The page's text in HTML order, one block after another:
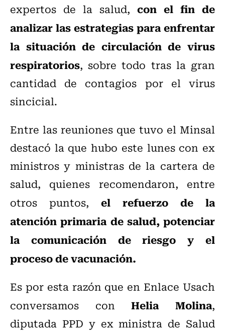
expertos de la salud, con el fin de
analizar las estrategias para enfrentar
la situación de circulación de virus
respiratorios, sobre todo tras la gran
cantidad de contagios por el virus
sincicial.
Entre las reuniones que tuvo el Minsal
destacó la que hubo este lunes con ex
ministros y ministras de la cartera de
salud, quienes recomendaron, entre
otros puntos, el refuerzo de la
atención primaria de salud, potenciar
la comunicación de riesgo y el
proceso de vacunación.
Es por esta razón que en Enlace Usach
conversamos con Helia Molina,
diputada PPD y ex ministra de Salud